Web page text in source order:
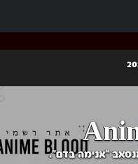
"אנימה בדם".